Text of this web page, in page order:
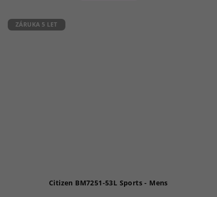
ZÁRUKA 5 LET
Citizen BM7251-53L Sports - Mens